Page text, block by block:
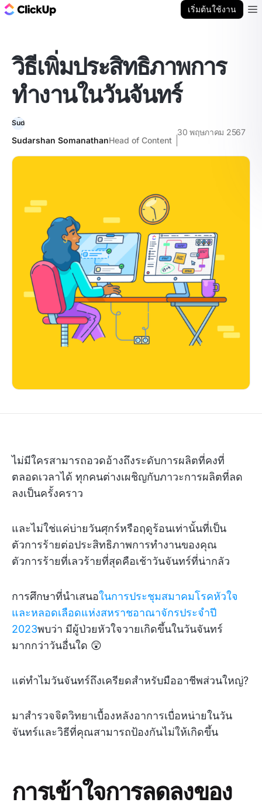
เริ่มต้นใช้งาน
วิธีเพิ่มประสิทธิภาพการ
ทำงานในวันจันทร์
Sudarshan SomanathanHead of Content
30 พฤษภาคม 2567
ไม่มีใครสามารถอวดอ้างถึงระดับการผลิตที่คงที่
ตลอดเวลาได้ ทุกคนต่างเผชิญกับภาวะการผลิตที่ลด
ลงเป็นครั้งคราว
และไม่ใช่แค่บ่ายวันศุกร์หรือฤดูร้อนเท่านั้นที่เป็น
ตัวการร้ายต่อประสิทธิภาพการทำงานของคุณ
ตัวการร้ายที่เลวร้ายที่สุดคือเช้าวันจันทร์ที่น่ากลัว
การศึกษาที่นำเสนอในการประชุมสมาคมโรคหัวใจ
และหลอดเลือดแห่งสหราชอาณาจักรประจำปี
2023พบว่า มีผู้ป่วยหัวใจวายเกิดขึ้นในวันจันทร์
มากกว่าวันอื่นใด 😲
แต่ทำไมวันจันทร์ถึงเครียดสำหรับมืออาชีพส่วนใหญ่?
มาสำรวจจิตวิทยาเบื้องหลังอาการเบื่อหน่ายในวัน
จันทร์และวิธีที่คุณสามารถป้องกันไม่ให้เกิดขึ้น
การเข้าใจการลดลงของ